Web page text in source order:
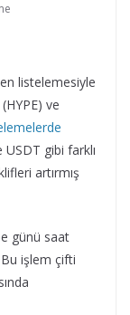
listelemesiyle
ve
gibi farklı
artırmış
günü saat
işlem çifti